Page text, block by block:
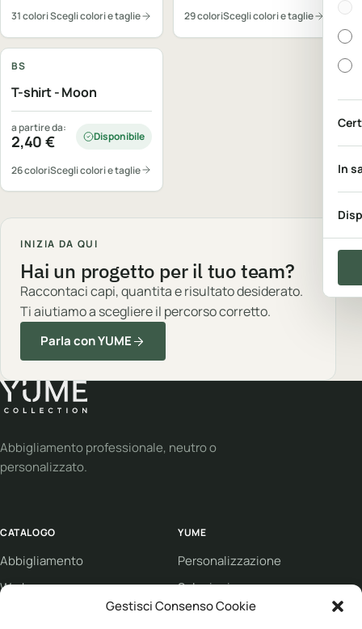
Gestisci Consenso Cookie
In
31 coloriScegli colori e taglie 29 coloriScegli colori e taglie
BS
T-shirt - Moon
a partire da:
2,40€ Disponibile
26 coloriScegli colori e taglie
INIZIA DA QUI
Hai un progetto per il tuo team?
Raccontaci capi, quantita e risultato desiderato.
Ti aiutiamo a scegliere il percorso corretto.
Parla con YUME
Abbigliamento professionale, neutro o
personalizzato.
CATALOGO
Abbigliamento
Workwear
YUME
Personalizzazione
Soluzioni
Supporto